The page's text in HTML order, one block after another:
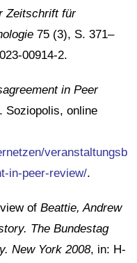
Zeitschrift für
75 (3), S. 371–
00914-2.
in Peer
Soziopolis, online
veranstaltungsb
in-peer-review/.
of Beattie, Andrew
The Bundestag
New York 2008, in: H-